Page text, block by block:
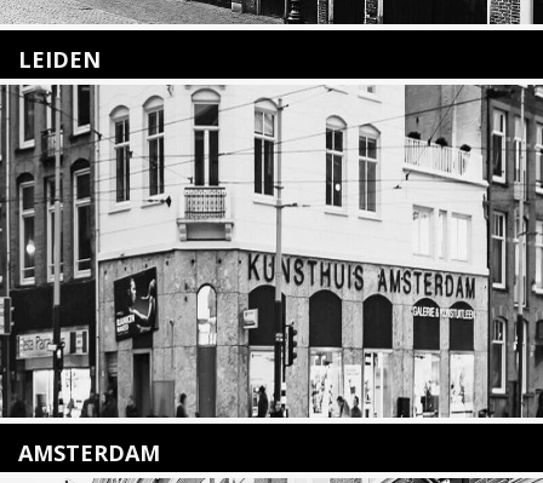
LEIDEN
Nieuwstraat 35
2312 KA Leiden
+31(0)71 – 52 84 480
info@kunsthuisleiden.nl
Lees meer
AMSTERDAM
Meld je aan
voor onze nieuwsbrief
E-
mailadres *